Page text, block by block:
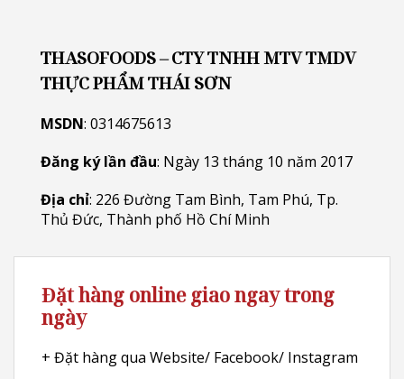
THASOFOODS – CTY TNHH MTV TMDV
THỰC PHẨM THÁI SƠN
MSDN: 0314675613
Đăng ký lần đầu: Ngày 13 tháng 10 năm 2017
Địa chỉ: 226 Đường Tam Bình, Tam Phú, Tp.
Thủ Đức, Thành phố Hồ Chí Minh
Đặt hàng online giao ngay trong
ngày
+ Đặt hàng qua Website/ Facebook/ Instagram